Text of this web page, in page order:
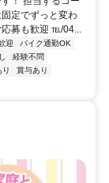
定でずっと変わ
募も歓迎 ℡/04...
迎
バイク通勤OK
経験不問
り
賞与あり